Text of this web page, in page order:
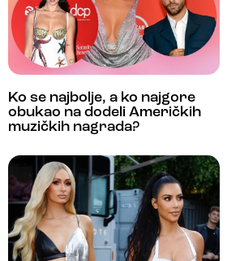
Ko se najbolje, a ko najgore
obukao na dodeli Američkih
muzičkih nagrada?